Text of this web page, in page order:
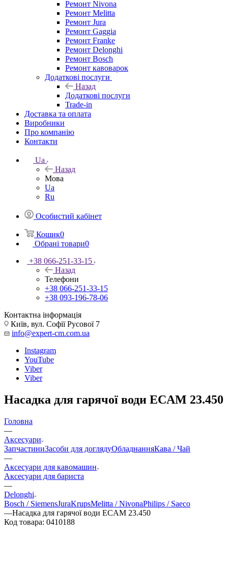
Ремонт Nivona
Ремонт Melitta
Ремонт Jura
Ремонт Gaggia
Ремонт Franke
Ремонт Delonghi
Ремонт Bosch
Ремонт кавоварок
Додаткові послуги
Назад
Додаткові послуги
Trade-in
Доставка та оплата
Виробники
Про компанію
Контакти
Ua
Назад
Мова
Ua
Ru
Особистий кабінет
Кошик0
Обрані товари0
+38 066-251-33-15
Назад
Телефони
+38 066-251-33-15
+38 093-196-78-06
Контактна інформація
Київ, вул. Софії Русової 7
info@expert-cm.com.ua
Instagram
YouTube
Viber
Viber
Насадка для гарячої води EСAM 23.450
Головна
—
Аксесуари
ЗапчастиниЗасоби для доглядуОбладнанняКава / Чай
—
Аксесуари для кавомашин
Аксесуари для бариста
—
Delonghi
Bosch / SiemensJuraKrupsMelitta / NivonaPhilips / Saeco
—Насадка для гарячої води EСAM 23.450
Код товара: 0410188